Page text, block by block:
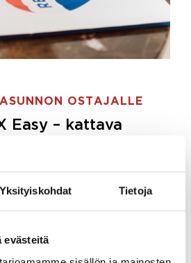
Yksityiskohdat Tietoja
evästeitä
OSTAJALLE
Easy – kattava
ja etsimme juuri